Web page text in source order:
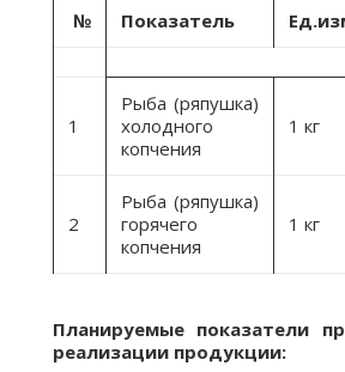
№ Показатель
1
Рыба (ряпушка)
холодного
копчения
1 кг
2
Рыба (ряпушка)
горячего
копчения
1 кг
Планируемые показатели
реализации продукции: